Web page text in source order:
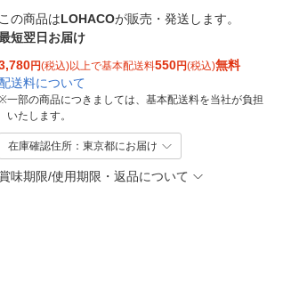
この商品はLOHACOが販売・発送します。
短翌日お届け
円(税込)以上で基本配送料550円(税込)無料
送料について
一部の商品につきましては、基本配送料を当社が負担
いたします。
在庫確認住所：東京都にお届け
味期限/使用期限・返品について